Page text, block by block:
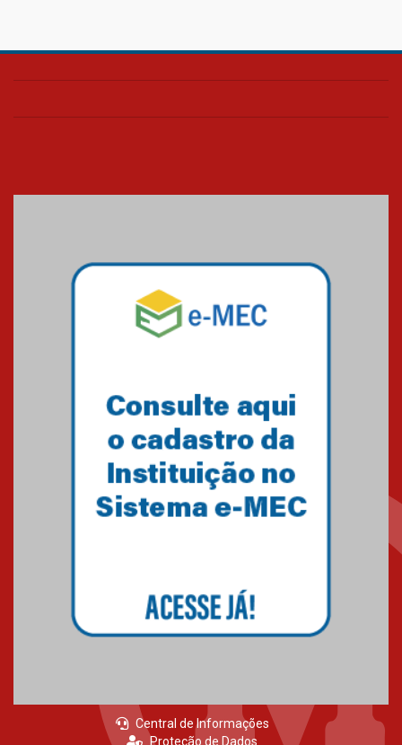
Central de Informações
Proteção de Dados